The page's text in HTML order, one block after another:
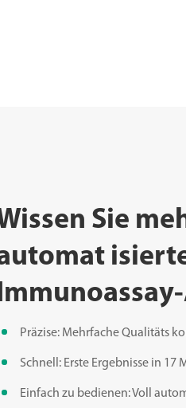
Sie
Präzise: Mehrfache Qualitäts
Schnell: Erste Ergebnisse in 17
Einfach zu bedienen: Voll